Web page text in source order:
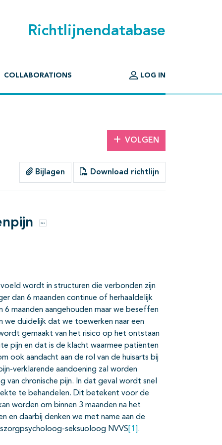
Richtlijnendatabase
COLLABORATIONS LOG IN
VOLGEN
Bijlagen Download richtlijn
Opties
wordt in structuren die verbonden zijn
dan 6 maanden continue of herhaaldelijk
maanden aangehouden maar we beseffen
we duidelijk dat we toewerken naar een
gemaakt van het risico op het ontstaan
pijn en dat is de klacht waarmee patiënten
ook aandacht aan de rol van de huisarts bij
verklarende aandoening zal worden
chronische pijn. In dat geval wordt snel
te behandelen. Dit betekent voor de
worden om binnen 3 maanden na het
en daarbij denken we met name aan de
seksuoloog NVVS [1] .